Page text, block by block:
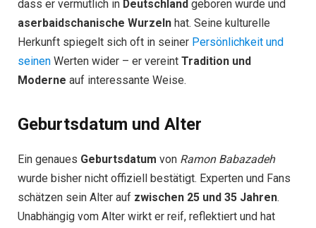
dass er vermutlich in Deutschland geboren wurde und
aserbaidschanische Wurzeln hat. Seine kulturelle
Herkunft spiegelt sich oft in seiner Persönlichkeit und
seinen Werten wider – er vereint Tradition und
Moderne auf interessante Weise.
Geburtsdatum und Alter
Ein genaues Geburtsdatum von Ramon Babazadeh
wurde bisher nicht offiziell bestätigt. Experten und Fans
schätzen sein Alter auf zwischen 25 und 35 Jahren.
Unabhängig vom Alter wirkt er reif, reflektiert und hat